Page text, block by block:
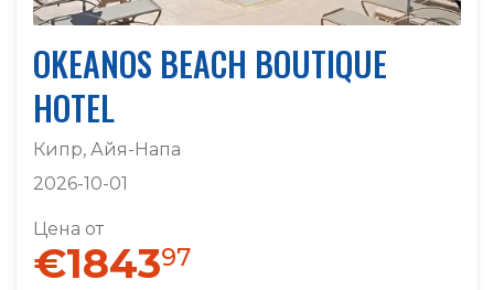
OKEANOS BEACH BOUTIQUE
HOTEL
Кипр, Айя-Напа
2026-10-01
Цена от
€184397